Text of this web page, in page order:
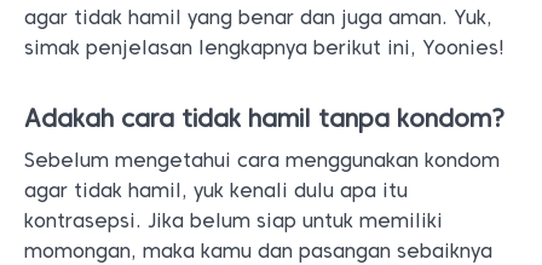
agar tidak hamil yang benar dan juga aman. Yuk,
simak penjelasan lengkapnya berikut ini, Yoonies!
Adakah cara tidak hamil tanpa kondom?
Sebelum mengetahui cara menggunakan kondom
agar tidak hamil, yuk kenali dulu apa itu
kontrasepsi. Jika belum siap untuk memiliki
momongan, maka kamu dan pasangan sebaiknya